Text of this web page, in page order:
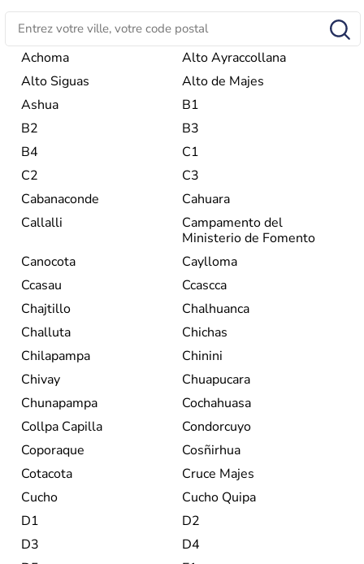
Achoma
Alto Ayraccollana
Alto Siguas
Alto de Majes
Ashua
B1
B2
B3
B4
C1
C2
C3
Cabanaconde
Cahuara
Callalli
Campamento del
Ministerio de Fomento
Canocota
Caylloma
Ccasau
Ccascca
Chajtillo
Chalhuanca
Challuta
Chichas
Chilapampa
Chinini
Chivay
Chuapucara
Chunapampa
Cochahuasa
Collpa Capilla
Condorcuyo
Coporaque
Cosñirhua
Cotacota
Cruce Majes
Cucho
Cucho Quipa
D1
D2
D3
D4